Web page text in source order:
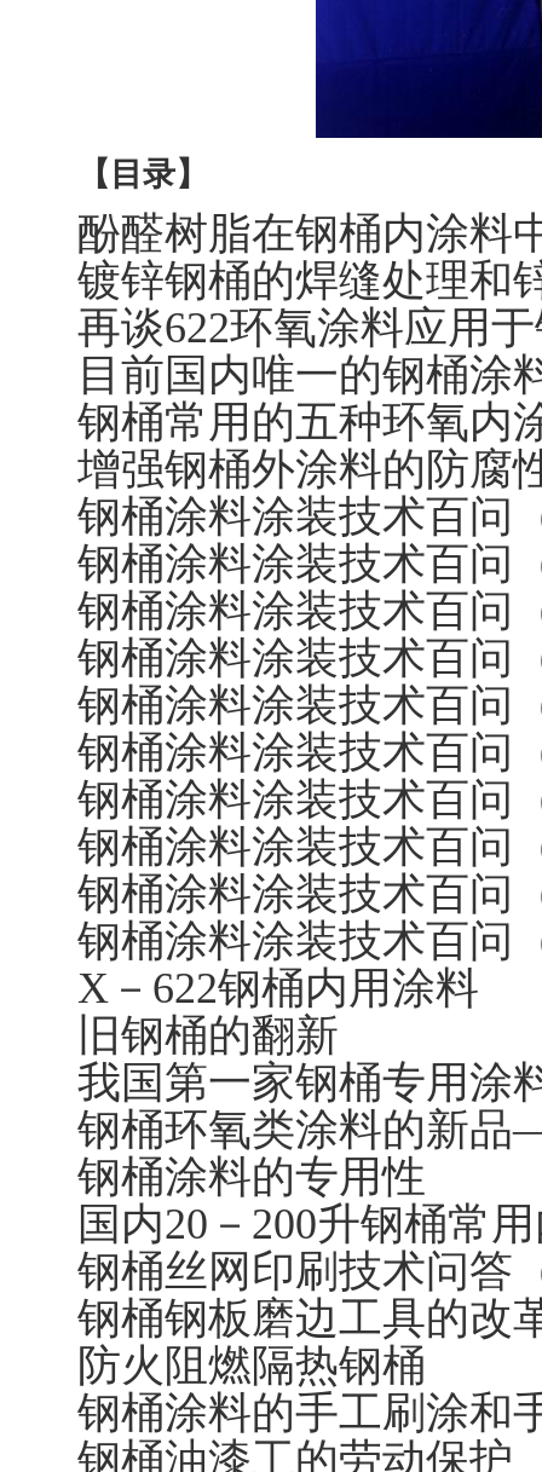
【目录】
酚醛树脂在钢桶内涂料
镀锌钢桶的焊缝处理和
再谈622环氧涂料应用
目前国内唯一的钢桶涂
钢桶常用的五种环氧内
增强钢桶外涂料的防腐
钢桶涂料涂装技术百问
钢桶涂料涂装技术百问
钢桶涂料涂装技术百问
钢桶涂料涂装技术百问
钢桶涂料涂装技术百问
钢桶涂料涂装技术百问
钢桶涂料涂装技术百问
钢桶涂料涂装技术百问
钢桶涂料涂装技术百问
钢桶涂料涂装技术百问
X－622钢桶内用涂料
旧钢桶的翻新
我国第一家钢桶专用涂
钢桶环氧类涂料的新
钢桶涂料的专用性
国内20－200升钢桶常
钢桶丝网印刷技术问答
钢桶钢板磨边工具的改
防火阻燃隔热钢桶
钢桶涂料的手工刷涂和
钢桶油漆工的劳动保护